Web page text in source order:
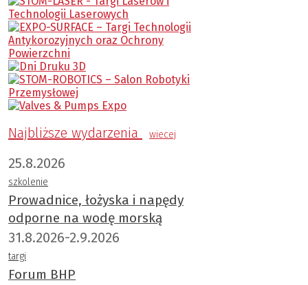
Najbliższe wydarzenia wiecej
25.8.2026
szkolenie
Prowadnice, łożyska i napędy
odporne na wodę morską
31.8.2026-2.9.2026
targi
Forum BHP